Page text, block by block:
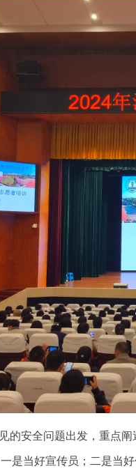
的安全问题出发，重点
是当好宣传员；二是当